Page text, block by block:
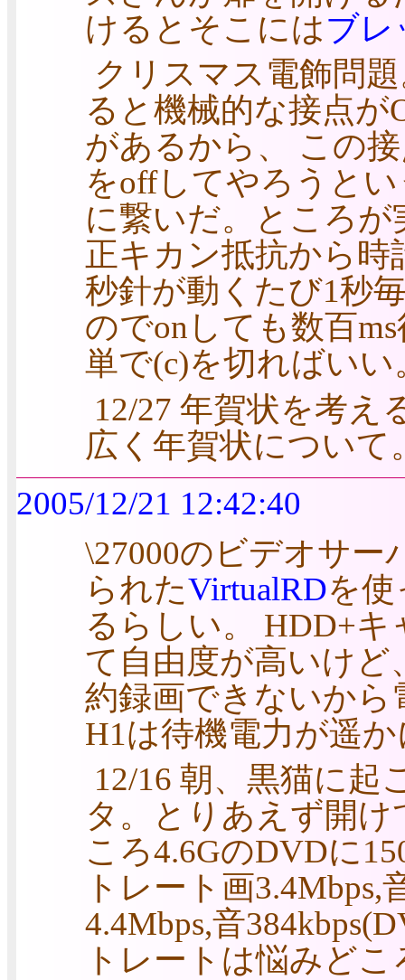
けるとそこにはブレ
クリスマス電飾問
ると機械的な接点
があるから、 この
をoffしてやろうと
に繋いだ。ところ
正キカン抵抗から
秒針が動くたび1秒
のでonしても数百
単で(c)を切ればいい
12/27 年賀状を考え
広く年賀状について
2005/12/21 12:42:40
\27000のビデオサー
られたVirtualRDを
るらしい。 HDD+
て自由度が高いけど
約録画できないから
H1は待機電力が遥
12/16 朝、黒猫に起
タ。とりあえず開
ころ4.6GのDVDに
トレート画
4.4Mbps,音
トレートは悩みどこ